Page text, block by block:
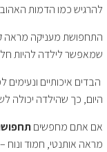
להרגיש כמו הדמות
התחפושת מעניקה מראה
שמאפשר לילדה להיות
הבדים איכותיים
היום, כך שהילדה יכולה
אם אתם מחפשים
מראה אותנטי, חמוד ונוח